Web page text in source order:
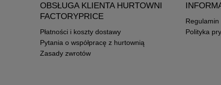
OBSŁUGA KLIENTA HURTOWNI
FACTORYPRICE
Płatności i koszty dostawy
Pytania o współpracę z hurtownią
Zasady zwrotów
Regulamin
Polityka